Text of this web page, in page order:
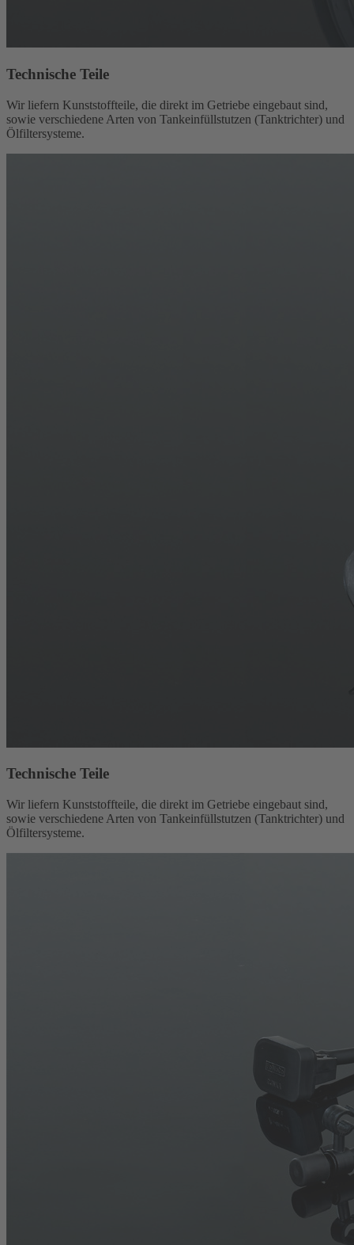
Technische Teile
Wir liefern Kunststoffteile, die direkt im Getriebe eingebaut sind,
sowie verschiedene Arten von Tankeinfüllstutzen (Tanktrichter) und
Ölfiltersysteme.
Technische Teile
Wir liefern Kunststoffteile, die direkt im Getriebe eingebaut sind,
sowie verschiedene Arten von Tankeinfüllstutzen (Tanktrichter) und
Ölfiltersysteme.